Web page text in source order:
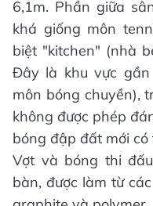
6,1m. Phần giữa
khá giống môn
biệt "kitchen" (nhà
Đây là khu vực
môn bóng chuyền),
không được phép
bóng đập đất mới
Vợt và bóng thi
bàn, được làm từ